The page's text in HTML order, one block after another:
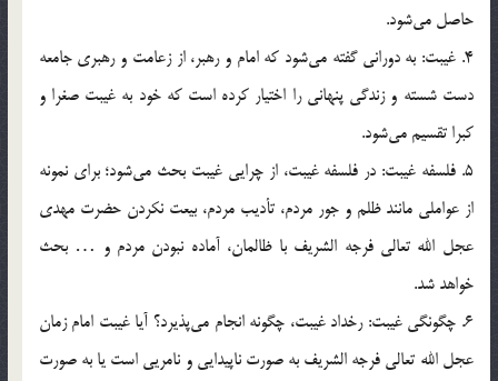
حاصل مي‌شود.
4. غيبت: به دوراني گفته مي‌شود كه امام و رهبر، از زعامت و رهبري جامعه
دست شسته و زندگي پنهاني را اختيار كرده است كه خود به غيبت صغرا و
كبرا تقسيم مي‌شود.
5. فلسفه غيبت: در فلسفه غيبت، از چرايي غيبت بحث مي‌شود؛ براي نمونه
از عواملي مانند ظلم و جور مردم، تأديب مردم، بيعت نكردن حضرت مهدي
عجل الله تعالي فرجه الشريف با ظالمان، آماده نبودن مردم و … بحث
خواهد شد.
6. چگونگي غيبت: رخداد غيبت، چگونه انجام مي‌پذيرد؟ آيا غيبت امام زمان
عجل الله تعالي فرجه الشريف به صورت ناپيدايي و نامريي است يا به صورت